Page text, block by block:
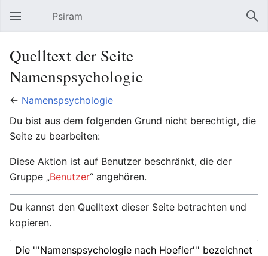
Hauptmenü öffnen Psiram
Quelltext der Seite
Namenspsychologie
← Namenspsychologie
Du bist aus dem folgenden Grund nicht berechtigt, die
Seite zu bearbeiten:
Diese Aktion ist auf Benutzer beschränkt, die der
Gruppe „Benutzer“ angehören.
Du kannst den Quelltext dieser Seite betrachten und
kopieren.